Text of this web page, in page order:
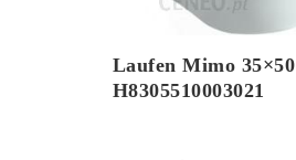
Laufen Mimo 35×50
H8305510003021